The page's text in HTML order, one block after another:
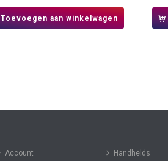
Toevoegen aan winkelwagen
Account Handhelds